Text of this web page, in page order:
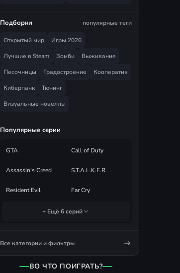
Подборки популярные теги
Открытый мир
Игры 2026
Лучшие в Steam
Зомби
Выживание
Песочницы
Градостроение
Кооператив
Киберпанк
Тюнинг
Визуальные новеллы
Популярные серии
GTA Call of Duty
Assassin's Creed S.T.A.L.K.E.R.
Resident Evil Far Cry
+ Ещё 6 серий
Все категории и фильтры
ВО ЧТО ПОИГРАТЬ?